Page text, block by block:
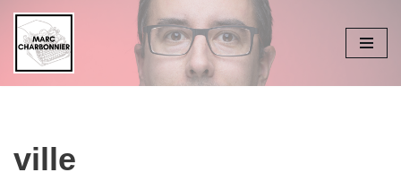
Aller
au
contenu
ville